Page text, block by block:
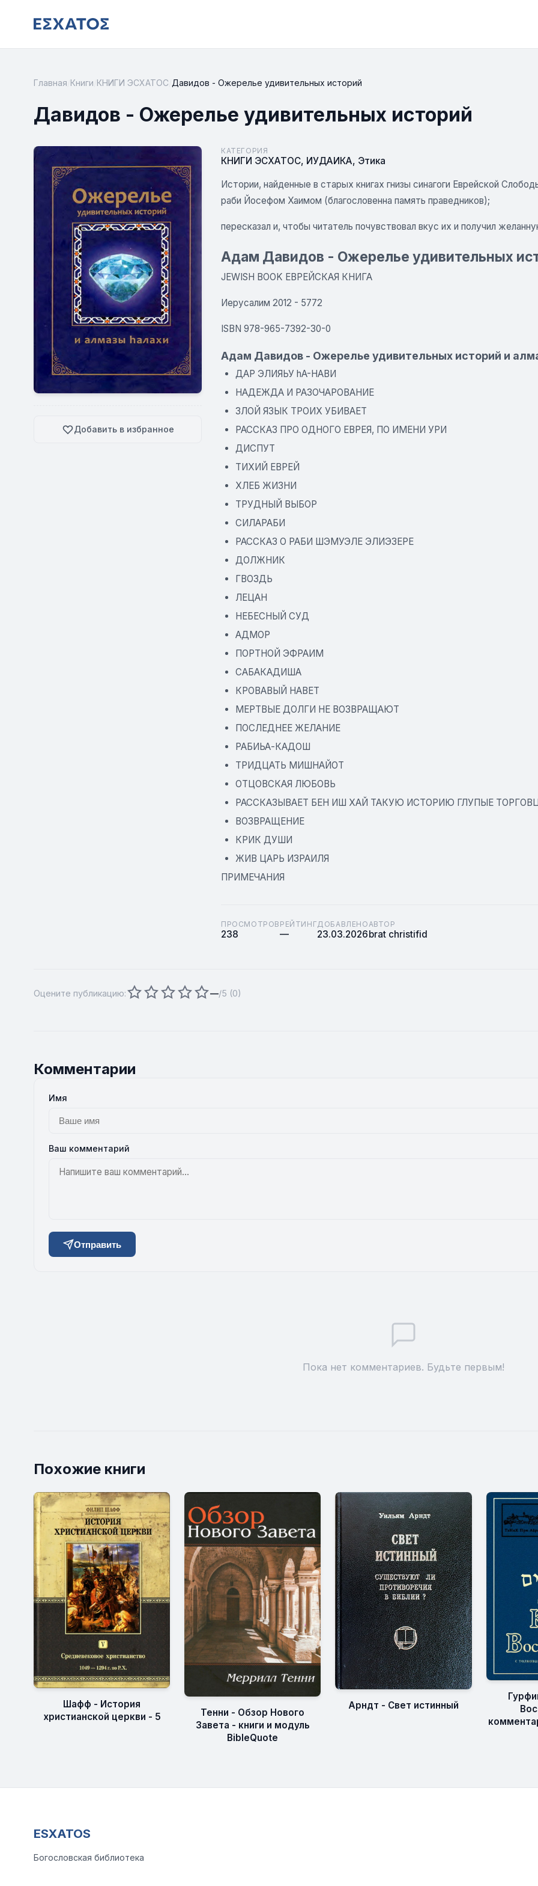
Главная Книги КНИГИ ЭСХАТОС Давидов - Ожерелье удивительных историй
Давидов - Ожерелье удивительных историй
Добавить в избранное
КАТЕГОРИЯ
КНИГИ ЭСХАТОС, ИУДАИКА, Этика
Истории, найденные в старых книгах гнизы синагоги Еврейской
раби Йосефом Хаимом (благословенна память праведников);
пересказал и, чтобы читатель почувствовал вкус их и получил
Адам Давидов - Ожерелье удивительных
JEWISH BOOK ЕВРЕЙСКАЯ КНИГА
Иерусалим 2012 - 5772
ISBN 978-965-7392-30-0
Адам Давидов - Ожерелье удивительных историй и
ДАР ЭЛИЯЬУ hA-НАВИ
НАДЕЖДА И РАЗОЧАРОВАНИЕ
ЗЛОЙ ЯЗЫК ТРОИХ УБИВАЕТ
РАССКАЗ ПРО ОДНОГО ЕВРЕЯ, ПО ИМЕНИ УРИ
ДИСПУТ
ТИХИЙ ЕВРЕЙ
ХЛЕБ ЖИЗНИ
ТРУДНЫЙ ВЫБОР
СИЛАРАБИ
РАССКАЗ О РАБИ ШЭМУЭЛЕ ЭЛИЭЗЕРЕ
ДОЛЖНИК
ГВОЗДЬ
ЛЕЦАН
НЕБЕСНЫЙ СУД
АДМОР
ПОРТНОЙ ЭФРАИМ
САБАКАДИША
КРОВАВЫЙ НАВЕТ
МЕРТВЫЕ ДОЛГИ НЕ ВОЗВРАЩАЮТ
ПОСЛЕДНЕЕ ЖЕЛАНИЕ
РАБИЬА-КАДОШ
ТРИДЦАТЬ МИШНАЙОТ
ОТЦОВСКАЯ ЛЮБОВЬ
РАССКАЗЫВАЕТ БЕН ИШ ХАЙ ТАКУЮ ИСТОРИЮ ГЛУПЫЕ
ВОЗВРАЩЕНИЕ
КРИК ДУШИ
ЖИВ ЦАРЬ ИЗРАИЛЯ
ПРИМЕЧАНИЯ
ПРОСМОТРОВ
238
РЕЙТИНГ
—
ДОБАВЛЕНО
23.03.2026
АВТОР
brat christifid
Оцените публикацию: —/5 (0)
Комментарии
Имя
Ваш комментарий
Отправить
Пока нет комментариев. Будьте первым!
Похожие книги
Шафф - История
христианской церкви - 5
Тенни - Обзор Нового
Завета - книги и модуль
BibleQuote
Арндт - Свет истинный
ESXATOS
Богословская библиотека